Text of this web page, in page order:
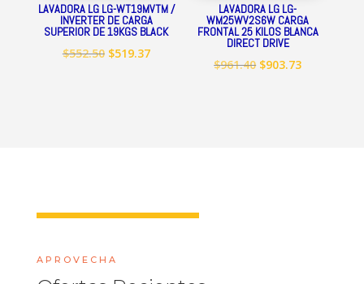
LAVADORA LG LG-WT19MVTM /
INVERTER DE CARGA
SUPERIOR DE 19KGS BLACK
$552.50 El
$519.37El
LAVADORA LG LG-
WM25WV2S6W CARGA
FRONTAL 25 KILOS BLANCA
DIRECT DRIVE
$961.40 El
$903.73El
APROVECHA